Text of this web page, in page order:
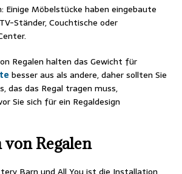
Einige Möbelstücke haben eingebaute
Ständer, Couchtische oder
Regalen halten das Gewicht für
besser aus als andere, daher sollten Sie
das das Regal tragen muss,
Sie sich für ein Regaldesign
Regalen